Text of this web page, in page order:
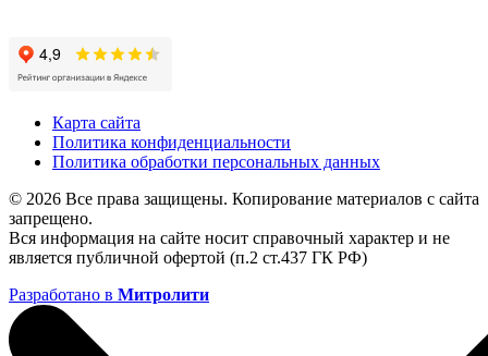
Карта сайта
Политика конфиденциальности
Политика обработки персональных данных
© 2026 Все права защищены. Копирование материалов с сайта
запрещено.
Вся информация на сайте носит справочный характер и не
является публичной офертой (п.2 ст.437 ГК РФ)
Разработано в Митролити